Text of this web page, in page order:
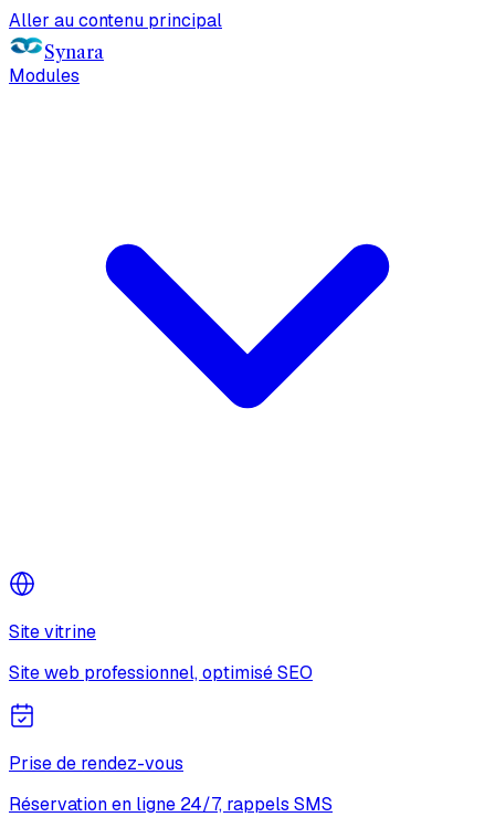
Aller au contenu principal
Synara
Modules
Site vitrine
Site web professionnel, optimisé SEO
Prise de rendez-vous
Réservation en ligne 24/7, rappels SMS